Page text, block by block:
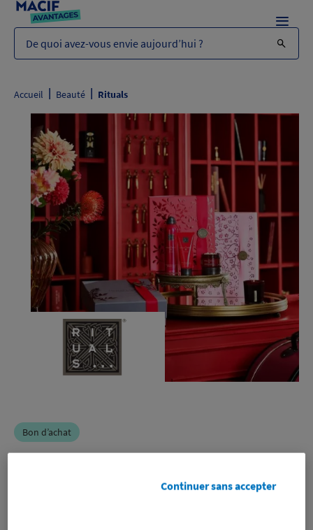
De quoi avez-vous envie aujourd’hui ?
Menu
Accueil | Beauté | Rituals
Bon d’achat
Continuer sans accepter